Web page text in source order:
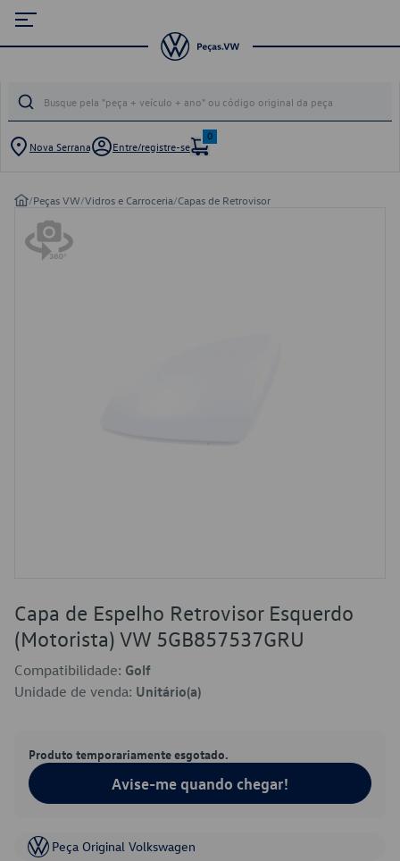
Nova Serrana Entre/registre-se
0
/Peças VW/Vidros e Carroceria/Capas de Retrovisor
Capa de Espelho Retrovisor Esquerdo
(Motorista) VW 5GB857537GRU
Compatibilidade: Golf
Unidade de venda: Unitário(a)
Produto temporariamente esgotado.
Avise-me quando chegar!
Peça Original Volkswagen